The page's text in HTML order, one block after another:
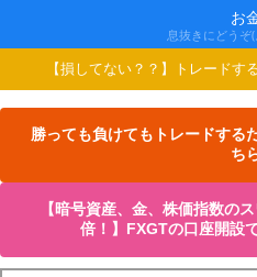
お
息抜きにどうぞ
【損してない？？】トレード
勝っても負けてもトレードする
ち
【暗号資産、金、株価指数の
倍！】FXGTの口座開設